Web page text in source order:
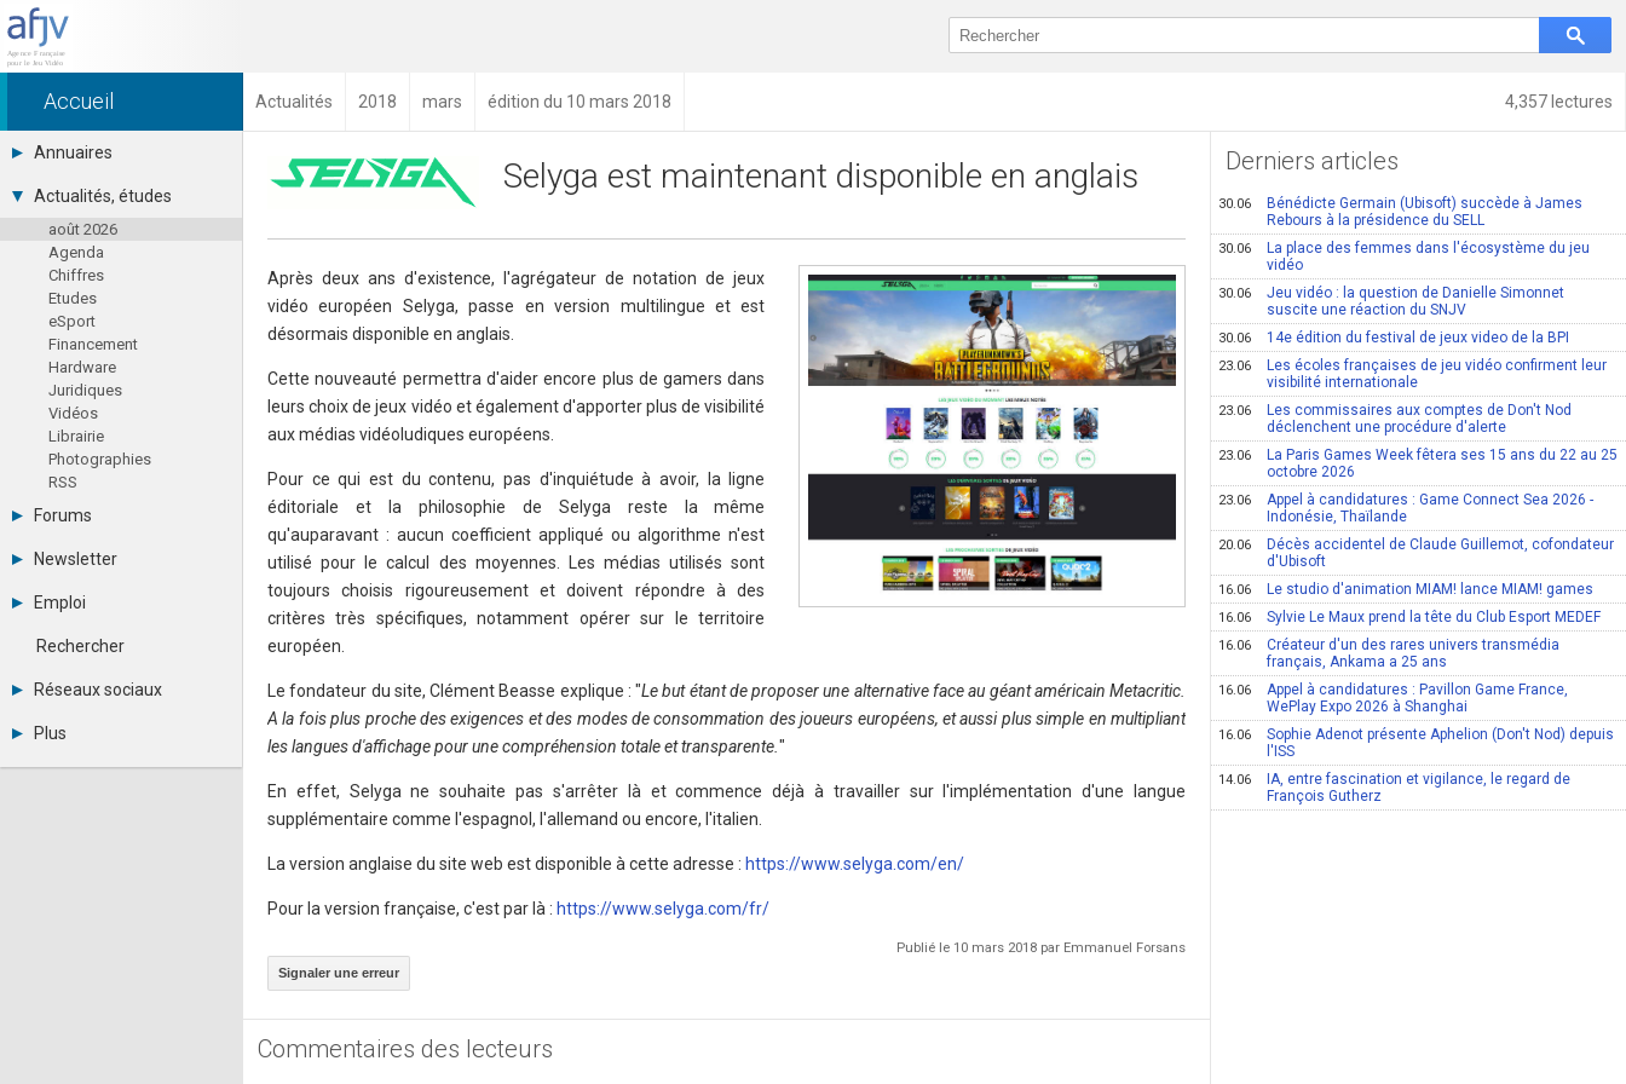
4,357 lectures
Accueil Actualités 2018 mars édition du 10 mars 2018
Annuaires
Toutes les sociétés (691)
Studios (418)
Editeurs (49)
Distributeurs (16)
Hard. / Accessoires (10)
Middlewares (15)
Prestataires (99)
Assoc. / Syndicats (21)
Formations / Ecoles (46)
Presse spécialisée (17)
Actualités, études
août 2026
Agenda
Chiffres
Etudes
eSport
Financement
Hardware
Juridiques
Vidéos
Librairie
Photographies
RSS
Forums
Tous les forums
Se connecter
Messages privés
Contacter un modérateur
Newsletter
Archives
Abonnement
Emploi
Consulter les annonces
Observatoire de l'emploi
Rechercher
Réseaux sociaux
LinkedIn
Plus
Annonceurs
Selyga est maintenant disponible en anglais
Après deux ans d'existence, l'agrégateur de notation de jeux
vidéo européen Selyga, passe en version multilingue et est
désormais disponible en anglais.
Cette nouveauté permettra d'aider encore plus de gamers dans
leurs choix de jeux vidéo et également d'apporter plus de visibilité
aux médias vidéoludiques européens.
Pour ce qui est du contenu, pas d'inquiétude à avoir, la ligne
éditoriale et la philosophie de Selyga reste la même
qu'auparavant : aucun coefficient appliqué ou algorithme n'est
utilisé pour le calcul des moyennes. Les médias utilisés sont
toujours choisis rigoureusement et doivent répondre à des
critères très spécifiques, notamment opérer sur le territoire
européen.
Le fondateur du site, Clément Beasse explique : "Le but étant de proposer une alternative face au géant américain Metacritic.
A la fois plus proche des exigences et des modes de consommation des joueurs européens, et aussi plus simple en multipliant
les langues d'affichage pour une compréhension totale et transparente. "
En effet, Selyga ne souhaite pas s'arrêter là et commence déjà à travailler sur l'implémentation d'une langue
supplémentaire comme l'espagnol, l'allemand ou encore, l'italien.
La version anglaise du site web est disponible à cette adresse : https://www.selyga.com/en/
Pour la version française, c'est par là : https://www.selyga.com/fr/
Publié le 10 mars 2018 par Emmanuel Forsans
Signaler une erreur
Commentaires des lecteurs
Derniers articles
30.06
Bénédicte Germain (Ubisoft) succède à James
Rebours à la présidence du SELL
30.06
La place des femmes dans l'écosystème du jeu
vidéo
30.06
Jeu vidéo : la question de Danielle Simonnet
suscite une réaction du SNJV
30.06 14e édition du festival de jeux video de la BPI
23.06
Les écoles françaises de jeu vidéo confirment leur
visibilité internationale
23.06
Les commissaires aux comptes de Don't Nod
déclenchent une procédure d'alerte
23.06
La Paris Games Week fêtera ses 15 ans du 22 au 25
octobre 2026
23.06
Appel à candidatures : Game Connect Sea 2026 -
Indonésie, Thaïlande
20.06
Décès accidentel de Claude Guillemot, cofondateur
d'Ubisoft
16.06 Le studio d'animation MIAM! lance MIAM! games
16.06 Sylvie Le Maux prend la tête du Club Esport MEDEF
16.06
Créateur d'un des rares univers transmédia
français, Ankama a 25 ans
16.06
Appel à candidatures : Pavillon Game France,
WePlay Expo 2026 à Shanghai
16.06
Sophie Adenot présente Aphelion (Don't Nod) depuis
l'ISS
14.06
IA, entre fascination et vigilance, le regard de
François Gutherz